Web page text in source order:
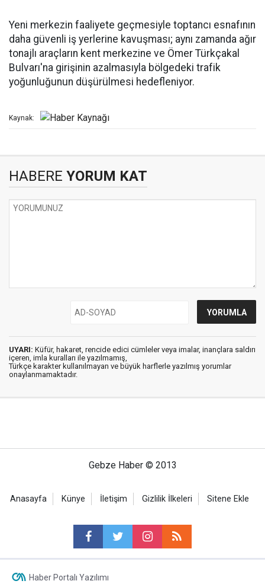
Yeni merkezin faaliyete geçmesiyle toptancı esnafının
daha güvenli iş yerlerine kavuşması; aynı zamanda ağır
tonajlı araçların kent merkezine ve Ömer Türkçakal
Bulvarı'na girişinin azalmasıyla bölgedeki trafik
yoğunluğunun düşürülmesi hedefleniyor.
Kaynak:
HABERE YORUM KAT
UYARI: Küfür, hakaret, rencide edici cümleler veya imalar, inançlara saldırı
içeren, imla kuralları ile yazılmamış,
Türkçe karakter kullanılmayan ve büyük harflerle yazılmış yorumlar
onaylanmamaktadır.
Gebze Haber © 2013
Anasayfa Künye İletişim Gizlilik İlkeleri Sitene Ekle
Haber Portalı Yazılımı